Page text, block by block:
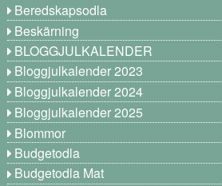
Beredskapsodla
Beskärning
BLOGGJULKALENDER
Bloggjulkalender 2023
Bloggjulkalender 2024
Bloggjulkalender 2025
Blommor
Budgetodla
Budgetodla Mat